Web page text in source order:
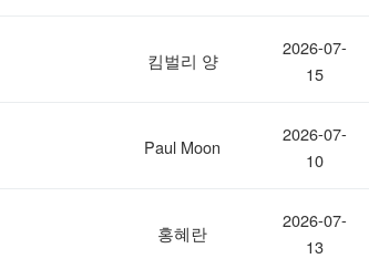
킴벌리 양
2026-07-
15
Paul Moon
2026-07-
10
홍혜란
2026-07-
13